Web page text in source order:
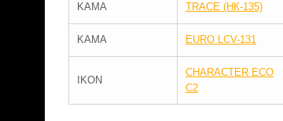
KAMA TRACE (НК-135)
KAMA EURO LCV-131
IKON
CHARACTER ECO
C2